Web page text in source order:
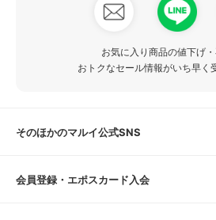
お気に入り商品の値下げ
おトクなセール情報がいち早く
そのほかのマルイ公式SNS
会員登録・エポスカード入会